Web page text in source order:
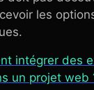
les
intégrer des
un projet web